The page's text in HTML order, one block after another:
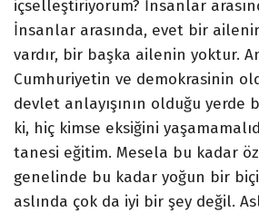
içselleştiriyorum? İnsanlar
İnsanlar arasında, evet bir
vardır, bir başka ailenin yoktur.
Cumhuriyetin ve demokrasinin
devlet anlayışının olduğu yerde
ki, hiç kimse eksiğini
tanesi eğitim. Mesela bu kadar
genelinde bu kadar yoğun bir
aslında çok da iyi bir şey değil.